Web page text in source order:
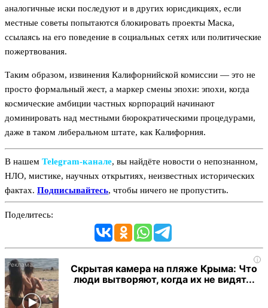
аналогичные иски последуют и в других юрисдикциях, если
местные советы попытаются блокировать проекты Маска,
ссылаясь на его поведение в социальных сетях или политические
пожертвования.
Таким образом, извинения Калифорнийской комиссии — это не
просто формальный жест, а маркер смены эпохи: эпохи, когда
космические амбиции частных корпораций начинают
доминировать над местными бюрократическими процедурами,
даже в таком либеральном штате, как Калифорния.
В нашем Telegram‑канале, вы найдёте новости о непознанном,
НЛО, мистике, научных открытиях, неизвестных исторических
фактах. Подписывайтесь, чтобы ничего не пропустить.
Поделитесь:
i
Скрытая камера на пляже Крыма: Что
люди вытворяют, когда их не видят...